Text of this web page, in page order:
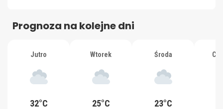
Prognoza na kolejne dni
Jutro
32°C
Wtorek
25°C
Środa
23°C